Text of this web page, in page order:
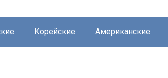
Корейские Американские